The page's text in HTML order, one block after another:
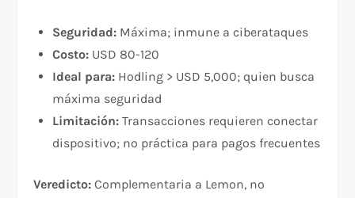
Seguridad: Máxima; inmune a ciberataques
Costo: USD 80-120
Ideal para: Hodling > USD 5,000; quien busca
máxima seguridad
Limitación: Transacciones requieren conectar
dispositivo; no práctica para pagos frecuentes
Veredicto: Complementaria a Lemon, no